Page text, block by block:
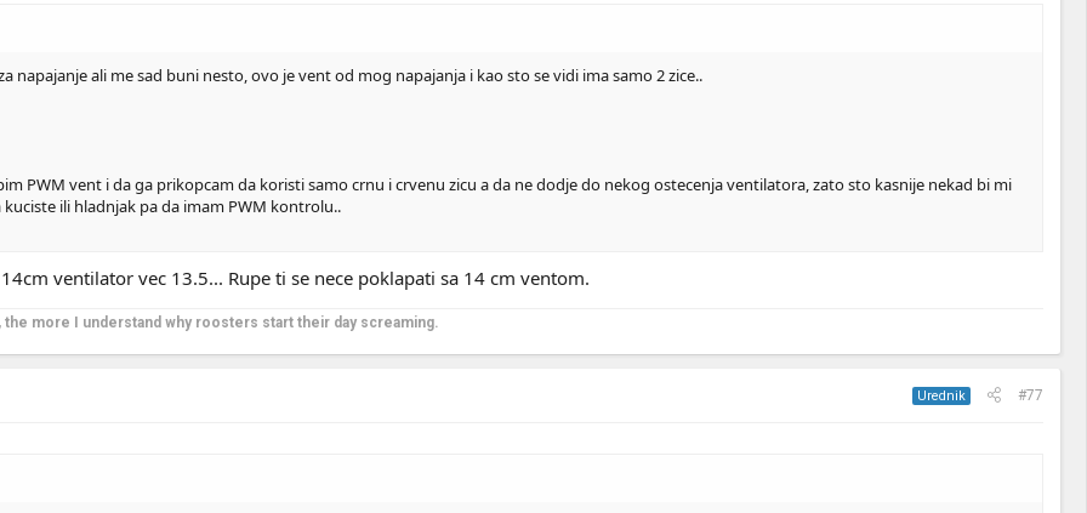
napajanje ali me sad buni nesto, ovo je vent od mog napajanja i kao sto se vidi ima samo 2 zice..
PWM vent i da ga prikopcam da koristi samo crnu i crvenu zicu a da ne dodje do nekog ostecenja ventilatora, zato sto kasnije nekad bi mi
ili hladnjak pa da imam PWM kontrolu..
ventilator vec 13.5... Rupe ti se nece poklapati sa 14 cm ventom.
more I understand why roosters start their day screaming.
Urednik #77